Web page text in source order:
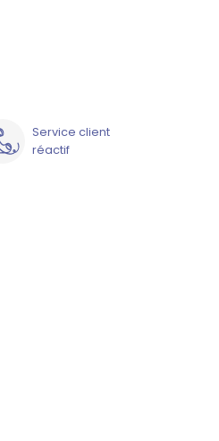
Service client
réactif